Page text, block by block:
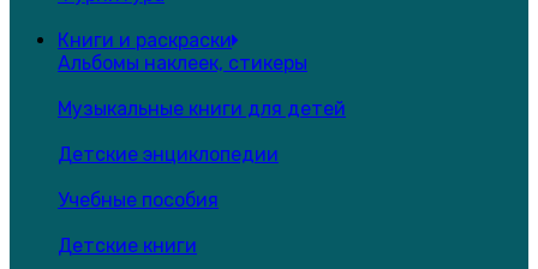
Книги и раскраски
Альбомы наклеек, стикеры
Музыкальные книги для детей
Детские энциклопедии
Учебные пособия
Детские книги